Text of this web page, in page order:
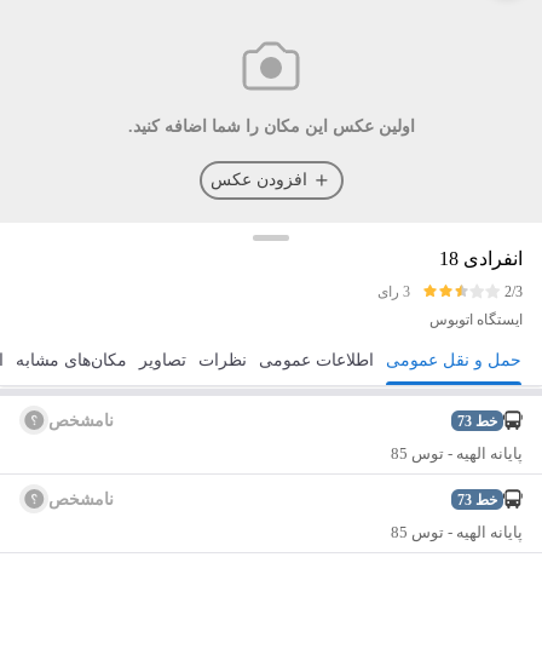
اولین عکس این مکان را شما اضافه کنید.
افزودن عکس
انفرادی 18
2/3
3 رای
ایستگاه اتوبوس
مسیریابی ذخیره ارسال حمل و نقل عمومی اطلاعات عمومی نظرات تصاویر مکان‌های مشابه
خط 73
نامشخص
پایانه الهیه - توس 85
خط 73
نامشخص
پایانه الهیه - توس 85